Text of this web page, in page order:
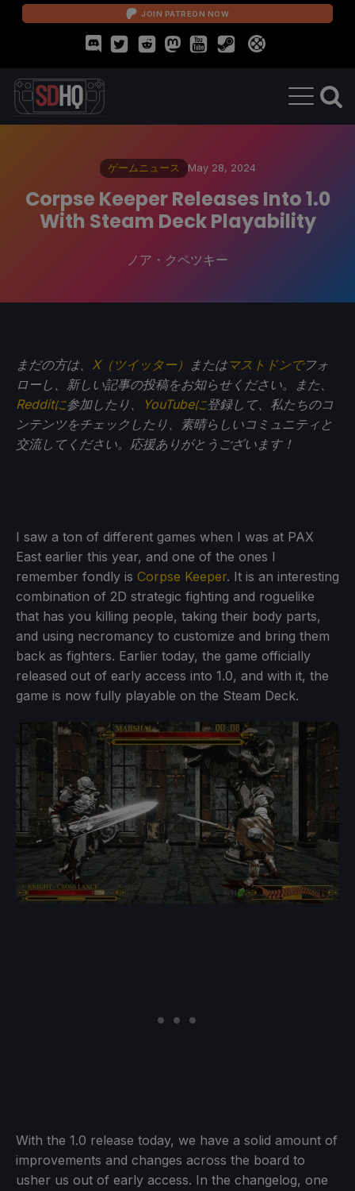
JOIN PATREON NOW
ゲームニュース May 28, 2024
Corpse Keeper Releases Into 1.0
With Steam Deck Playability
ノア・クペツキー
まだの方は、 X（ツイッター） またはマストドンでフォ
ローし、新しい記事の投稿をお知らせください。また、
Redditに参加したり、 YouTubeに登録して、私たちのコ
ンテンツをチェックしたり、素晴らしいコミュニティと
交流してください。応援ありがとうございます！
I saw a ton of different games when I was at PAX
East earlier this year, and one of the ones I
remember fondly is Corpse Keeper. It is an interesting
combination of 2D strategic fighting and roguelike
that has you killing people, taking their body parts,
and using necromancy to customize and bring them
back as fighters. Earlier today, the game officially
released out of early access into 1.0, and with it, the
game is now fully playable on the Steam Deck.
With the 1.0 release today, we have a solid amount of
improvements and changes across the board to
usher us out of early access. In the changelog, one